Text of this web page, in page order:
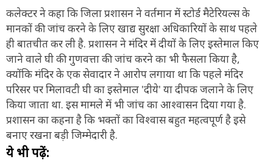
कलेक्टर ने कहा कि जिला प्रशासन ने वर्तमान में स्टोर्ड मैटेरियल्स के
मानकों की जांच करने के लिए खाद्य सुरक्षा अधिकारियों के साथ पहले
ही बातचीत कर ली है. प्रशासन ने मंदिर में दीयों के लिए इस्तेमाल किए
जाने वाले घी की गुणवत्ता की जांच करने का भी फैसला किया है,
क्योंकि मंदिर के एक सेवादार ने आरोप लगाया था कि पहले मंदिर
परिसर पर मिलावटी घी का इस्तेमाल 'दीये' या दीपक जलाने के लिए
किया जाता था. इस मामले में भी जांच का आश्वासन दिया गया है.
प्रशासन का कहना है कि भक्तों का विश्वास बहुत महत्वपूर्ण है इसे
बनाए रखना बड़ी जिम्मेदारी है.
ये भी पढ़ें: